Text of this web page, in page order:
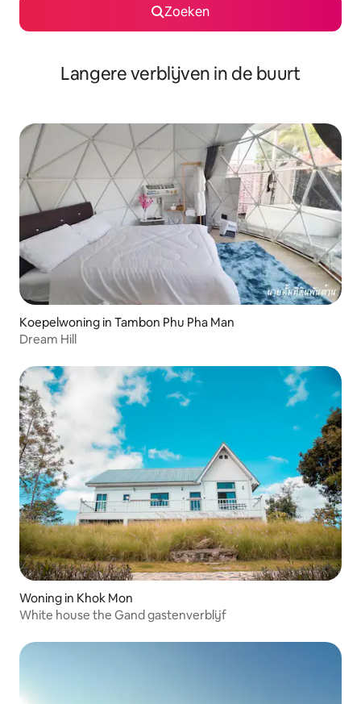
Zoeken
Langere verblijven in de buurt
Koepelwoning in Tambon Phu Pha Man
Dream Hill
Woning in Khok Mon
White house the Gand gastenverblijf